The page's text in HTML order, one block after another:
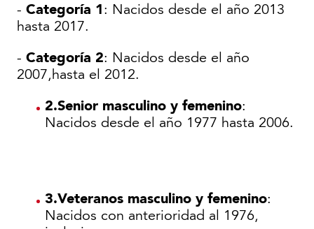
- Categoría 1: Nacidos desde el año 2013
hasta 2017.
- Categoría 2: Nacidos desde el año
2007,hasta el 2012.
2.Senior masculino y femenino:
Nacidos desde el año 1977 hasta 2006.
3.Veteranos masculino y femenino:
Nacidos con anterioridad al 1976,